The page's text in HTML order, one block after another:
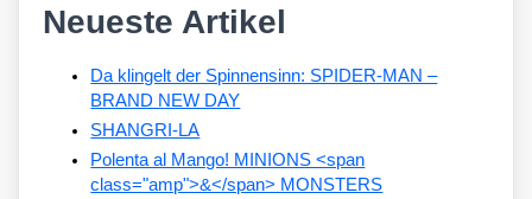
Neueste Artikel
Da klingelt der Spinnensinn: SPIDER-MAN –
BRAND NEW DAY
SHANGRI-LA
Polenta al Mango! MINIONS <span
class="amp">&</span> MONSTERS